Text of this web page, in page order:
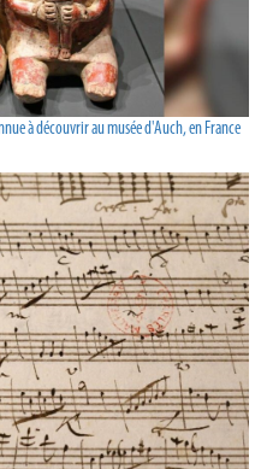
à découvrir au musée d'Auch, en France